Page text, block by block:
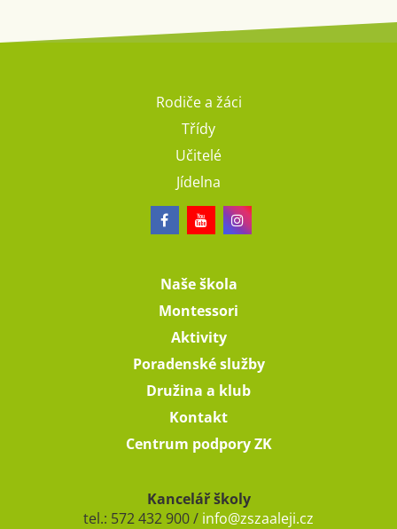
Rodiče a žáci
Třídy
Učitelé
Jídelna
Naše škola
Montessori
Aktivity
Poradenské služby
Družina a klub
Kontakt
Centrum podpory ZK
Kancelář školy
tel.: 572 432 900 / info@zszaaleji.cz